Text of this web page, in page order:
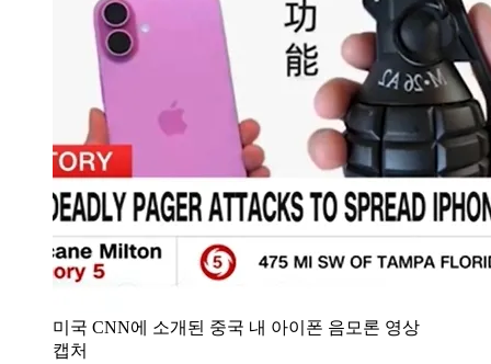
미국 CNN에 소개된 중국 내 아이폰 음모론 영상
캡처